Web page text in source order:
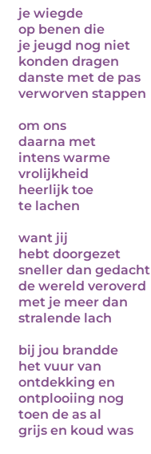
je wiegde
op benen die
je jeugd nog niet
konden dragen
danste met de pas
verworven stappen
om ons
daarna met
intens warme
vrolijkheid
heerlijk toe
te lachen
want jij
hebt doorgezet
sneller dan gedacht
de wereld veroverd
met je meer dan
stralende lach
bij jou brandde
het vuur van
ontdekking en
ontplooiing nog
toen de as al
grijs en koud was